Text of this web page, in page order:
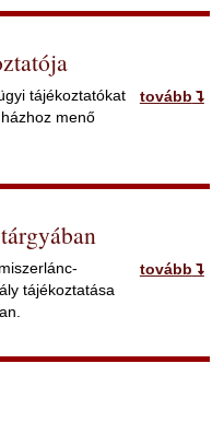
tovább
tájékoztatókat
menő
tovább
tájékoztatása